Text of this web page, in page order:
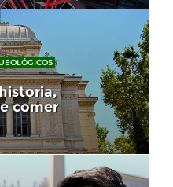
comer